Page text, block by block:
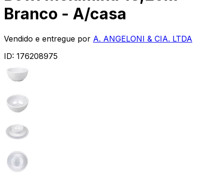
Branco - A/casa
Vendido e entregue por A. ANGELONI & CIA. LTDA
ID: 176208975